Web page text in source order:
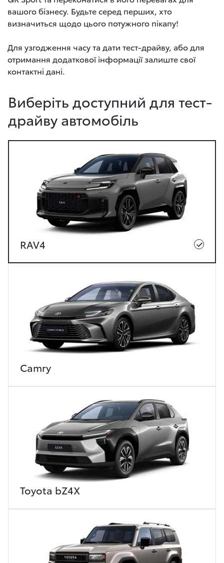
вашого бізнесу. Будьте серед перших, хто
визначиться щодо цього потужного пікапу!
Для узгодження часу та дати тест-драйву, або для
отримання додаткової інформації залиште свої
контактні дані.
Виберіть доступний для тест-
драйву автомобіль
RAV4
Camry
Toyota bZ4X